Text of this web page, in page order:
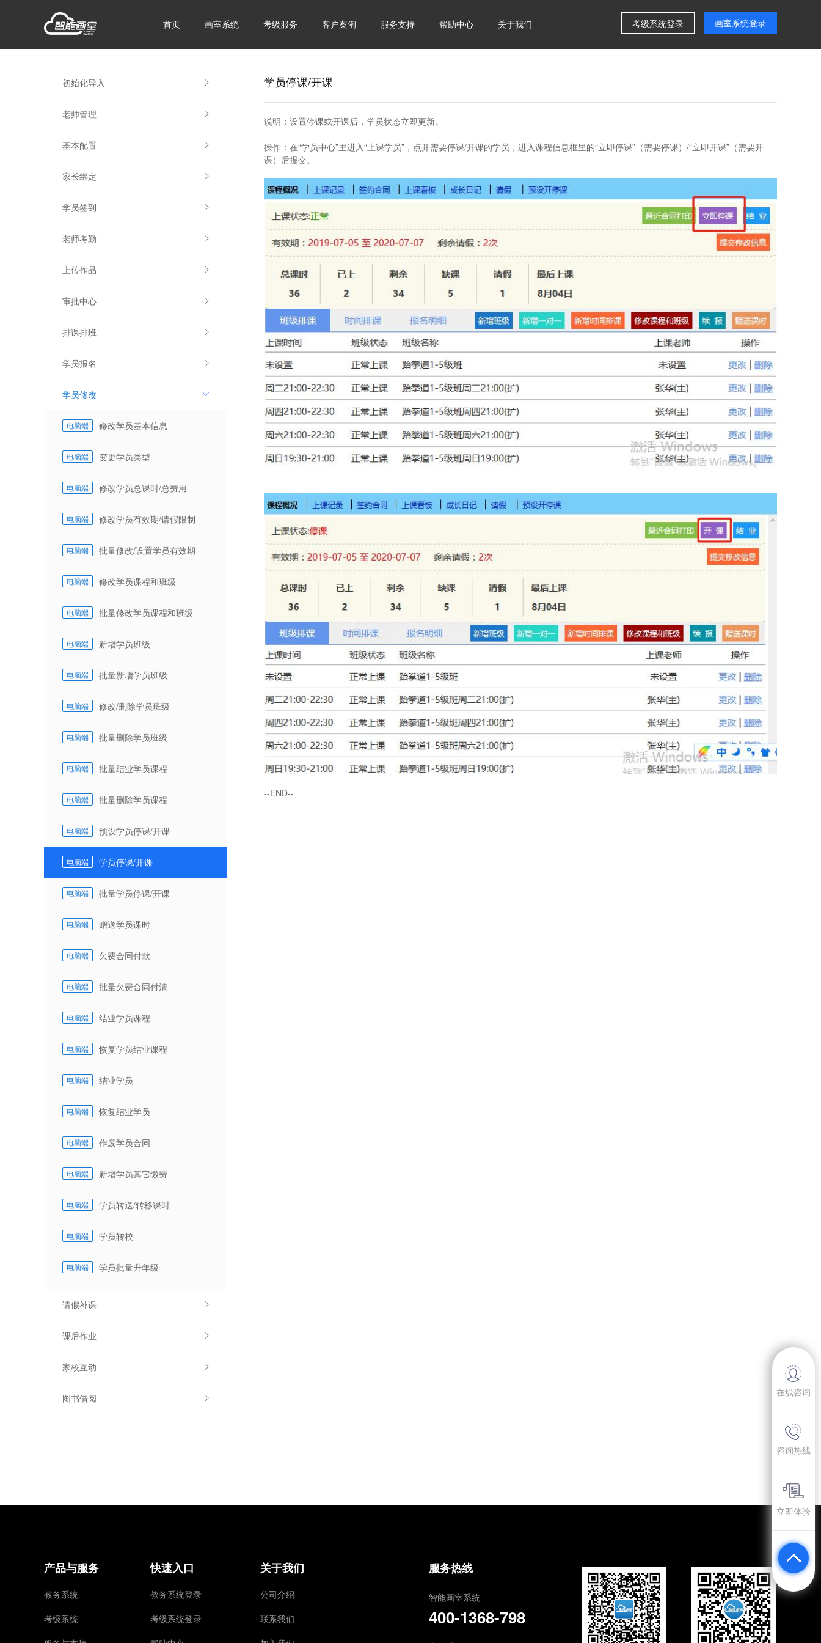
首页 画室系统 考级服务 客户案例 服务支持 帮助中心 关于我们 画室系统登录
考级系统登录
初始化导入
老师管理
基本配置
家长绑定
学员签到
老师考勤
上传作品
审批中心
排课排班
学员报名
学员修改
电脑端 修改学员基本信息
电脑端 变更学员类型
电脑端 修改学员总课时/总费用
电脑端 修改学员有效期/请假限制
电脑端 批量修改/设置学员有效期
电脑端 修改学员课程和班级
电脑端 批量修改学员课程和班级
电脑端 新增学员班级
电脑端 批量新增学员班级
电脑端 修改/删除学员班级
电脑端 批量删除学员班级
电脑端 批量结业学员课程
电脑端 批量删除学员课程
电脑端 预设学员停课/开课
电脑端 学员停课/开课
电脑端 批量学员停课/开课
电脑端 赠送学员课时
电脑端 欠费合同付款
电脑端 批量欠费合同付清
电脑端 结业学员课程
电脑端 恢复学员结业课程
电脑端 结业学员
电脑端 恢复结业学员
电脑端 作废学员合同
电脑端 新增学员其它缴费
电脑端 学员转送/转移课时
电脑端 学员转校
电脑端 学员批量升年级
请假补课
课后作业
家校互动
图书借阅
学员停课/开课
说明： 设置停课或开课后，学员状态立即更新。
操作： 在“学员中心”里进入“上课学员”，点开需要停课/开课的学员，进入课程信息框里的“立即停课”（需要停课）/“立即开课”（需要开
课）后提交。
--END--
产品与服务
教务系统
考级系统
快速入口
教务系统登录
考级系统登录
关于我们
公司介绍
联系我们
服务热线
智能画室系统
400-1368-798
在线咨询
咨询热线
立即体验